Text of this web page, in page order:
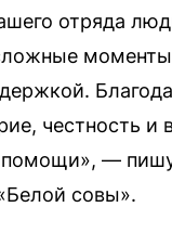
отряда
честность и
помощи», —
совы».